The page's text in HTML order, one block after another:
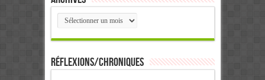
Archives
Réflexions/Chroniques